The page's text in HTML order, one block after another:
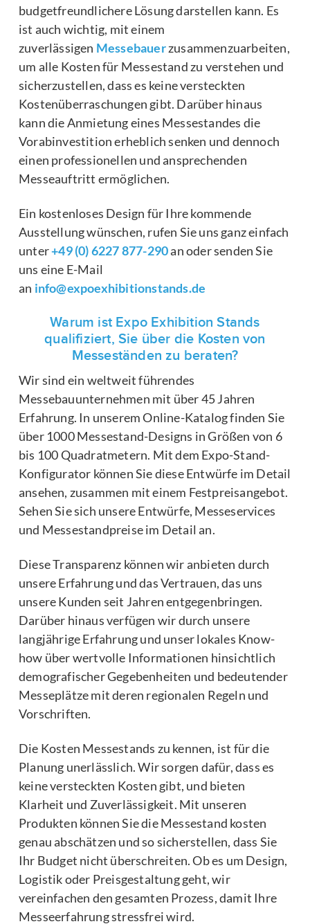
budgetfreundlichere Lösung darstellen kann. Es
ist auch wichtig, mit einem
zuverlässigen Messebauerzusammenzuarbeiten,
um alle Kosten für Messestand zu verstehen und
sicherzustellen, dass es keine versteckten
Kostenüberraschungen gibt. Darüber hinaus
kann die Anmietung eines Messestandes die
Vorabinvestition erheblich senken und dennoch
einen professionellen und ansprechenden
Messeauftritt ermöglichen.
Ein kostenloses Design für Ihre kommende
Ausstellung wünschen, rufen Sie uns ganz einfach
unter+49 (0) 6227 877-290an oder senden Sie
uns eine E-Mail
an info@expoexhibitionstands.de
Warum ist Expo Exhibition Stands
qualifiziert, Sie über die Kosten von
Messeständen zu beraten?
Wir sind ein weltweit führendes
Messebauunternehmen mit über 45 Jahren
Erfahrung. In unserem Online-Katalog finden Sie
über 1000 Messestand-Designs in Größen von 6
bis 100 Quadratmetern. Mit dem Expo-Stand-
Konfigurator können Sie diese Entwürfe im Detail
ansehen, zusammen mit einem Festpreisangebot.
Sehen Sie sich unsere Entwürfe, Messeservices
und Messestandpreise im Detail an.
Diese Transparenz können wir anbieten durch
unsere Erfahrung und das Vertrauen, das uns
unsere Kunden seit Jahren entgegenbringen.
Darüber hinaus verfügen wir durch unsere
langjährige Erfahrung und unser lokales Know-
how über wertvolle Informationen hinsichtlich
demografischer Gegebenheiten und bedeutender
Messeplätze mit deren regionalen Regeln und
Vorschriften.
Die Kosten Messestands zu kennen, ist für die
Planung unerlässlich. Wir sorgen dafür, dass es
keine versteckten Kosten gibt, und bieten
Klarheit und Zuverlässigkeit. Mit unseren
Produkten können Sie die Messestand kosten
genau abschätzen und so sicherstellen, dass Sie
Ihr Budget nicht überschreiten. Ob es um Design,
Logistik oder Preisgestaltung geht, wir
vereinfachen den gesamten Prozess, damit Ihre
Messeerfahrung stressfrei wird.